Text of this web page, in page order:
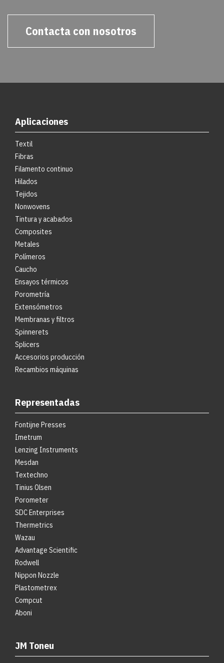
Contacta con nosotros
Aplicaciones
Textil
Fibras
Filamento continuo
Hilados
Tejidos
Nonwovens
Tintura y acabados
Composites
Metales
Polímeros
Caucho
Ensayos térmicos
Porometría
Extensómetros
Membranas y filtros
Spinnerets
Splicers
Accesorios producción
Recambios máquinas
Representadas
Fontijne Presses
Imetrum
Lenzing Instruments
Mesdan
Textechno
Tinius Olsen
Porometer
SDC Enterprises
Thermetrics
Wazau
Advantage Scientific
Rodwell
Nippon Nozzle
Plastometrex
Compcut
Aboni
JM Toneu